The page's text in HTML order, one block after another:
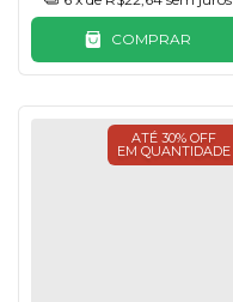
COMPRAR
ATÉ 30% OFF
EM QUANTIDADE